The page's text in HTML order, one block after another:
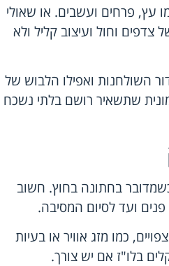
עץ, פרחים ועשבים. או שאולי
וחול ועיצוב קליל ולא
השולחנות ואפילו הלבוש של
שתשאיר רושם בלתי נשכח
בחתונה בחוץ. חשוב
ועד לסיום המסיבה.
כמו מזג אוויר או בעיות
בלו"ז אם יש צורך.